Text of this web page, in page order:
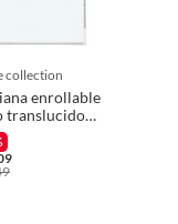
de tu dinero
collection
enrollable
translucido